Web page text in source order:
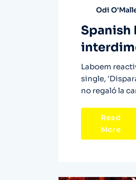
Odi
Spanish
Laboem
single,
no regaló la
Read
More